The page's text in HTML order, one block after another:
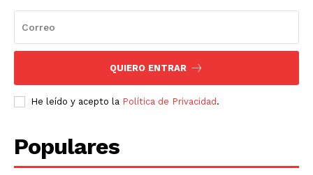
QUIERO ENTRAR
He leído y acepto la Política de Privacidad .
Populares